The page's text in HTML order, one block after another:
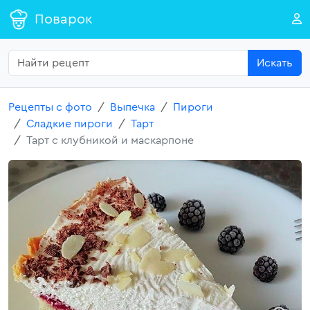
Поварок
Искать
Рецепты с фото Выпечка
Пироги
Сладкие пироги
Тарт
Тарт с клубникой и маскарпоне